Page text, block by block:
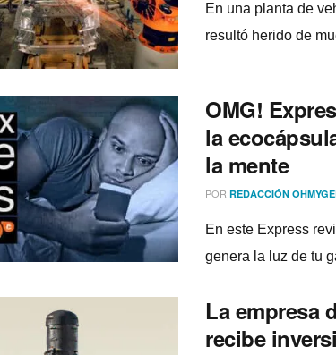
En una planta de
resultó herido de
OMG!
la
la mente
POR REDACCIÓN
En este Express
genera la luz de tu
La empresa
recibe